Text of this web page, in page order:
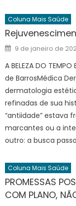
Coluna Mais Saúde
Posted
on
9 de janeiro de
A BELEZA DO
de BarrosMédica
dermatologia
refinadas de sua
“antiidade” estava
marcantes ou a
outro: a busca
Coluna Mais Saúde
PROMESSAS
COM PLANO,